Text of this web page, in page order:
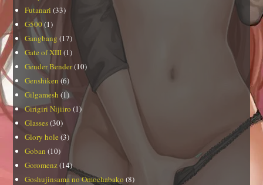
Futanari (33)
G500(1)
Gangbang (17)
Gate of XIII(1)
Gender Bender(10)
Genshiken (6)
Gilgamesh (1)
Girigiri Nijiiro (1)
Glasses(30)
Glory hole (3)
Goban (10)
Goromenz(14)
Goshujinsama no Omochabako (8)